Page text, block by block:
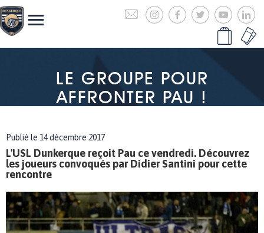
LE GROUPE POUR
AFFRONTER PAU !
Publié le 14 décembre 2017
L'USL Dunkerque reçoit Pau ce vendredi. Découvrez
les joueurs convoqués par Didier Santini pour cette
rencontre